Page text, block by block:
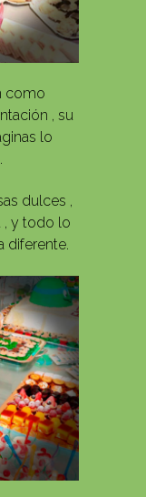
como
, su
lo
dulces ,
, y todo lo
diferente.